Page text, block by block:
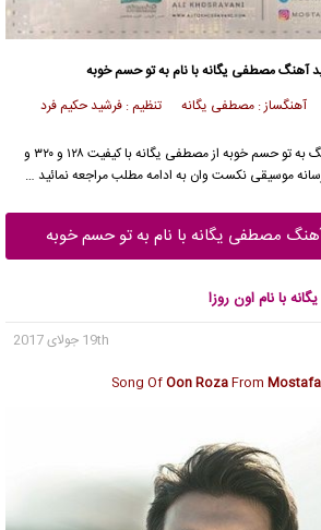
آهنگمصطفی یگانهبا نام به تو حسم خوبه
آهنگساز : مصطفی یگانه تنظیم : فرشید حکیم فرد
به تو حسم خوبه ازمصطفی یگانه
با کیفیت ۱۲۸ و ۳۲۰ و
موسیقی نکست وان به ادامه مطلب مراجعه نمائید …
مصطفی یگانه با نام به تو حسم خوبه
با نام اون روزا
19th جولای 2017
Song OfOon RozaFrom